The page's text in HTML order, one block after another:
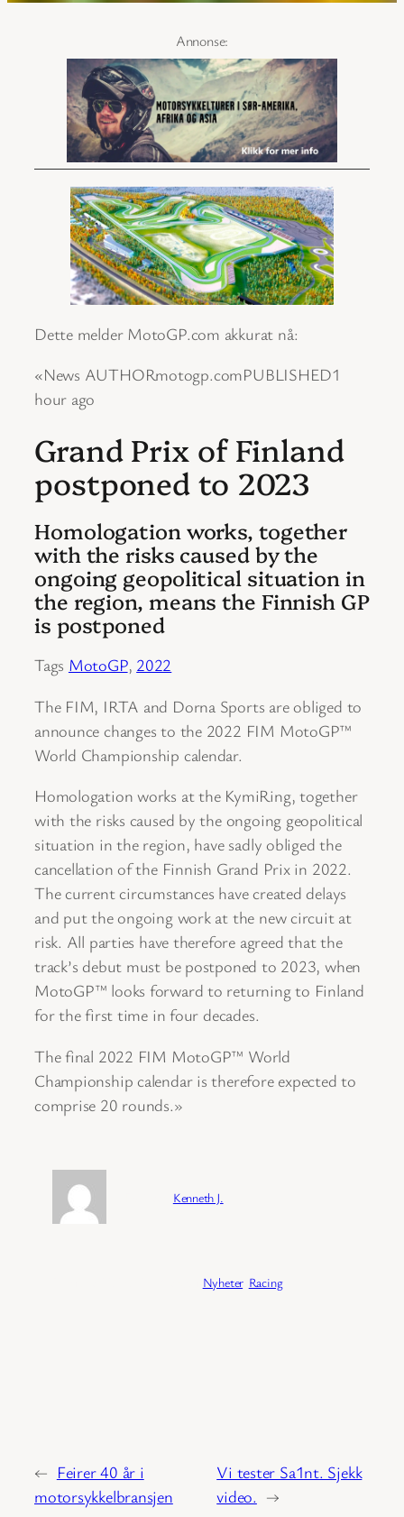
Dette melder MotoGP.com akkurat nå:
«News AUTHORmotogp.comPUBLISHED1
hour ago
Grand Prix of Finland
postponed to 2023
Homologation works, together
with the risks caused by the
ongoing geopolitical situation in
the region, means the Finnish GP
is postponed
Tags MotoGP, 2022
The FIM, IRTA and Dorna Sports are obliged to
announce changes to the 2022 FIM MotoGP™
World Championship calendar.
Homologation works at the KymiRing, together
with the risks caused by the ongoing geopolitical
situation in the region, have sadly obliged the
cancellation of the Finnish Grand Prix in 2022.
The current circumstances have created delays
and put the ongoing work at the new circuit at
risk. All parties have therefore agreed that the
track’s debut must be postponed to 2023, when
MotoGP™ looks forward to returning to Finland
for the first time in four decades.
The final 2022 FIM MotoGP™ World
Championship calendar is therefore expected to
comprise 20 rounds.»
Kenneth J.
Nyheter, Racing
← Feirer 40 år i
motorsykkelbransjen
Vi tester Sa1nt. Sjekk
video. →